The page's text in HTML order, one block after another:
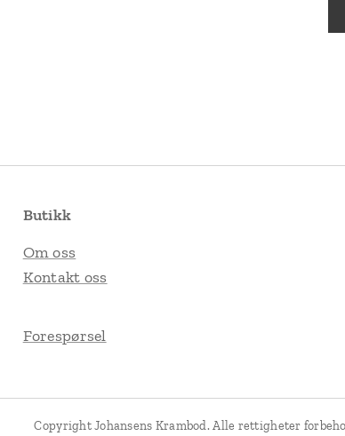
Butikk
Om oss
Kontakt oss
Forespørsel
Copyright Johansens Krambod. Alle rettigheter